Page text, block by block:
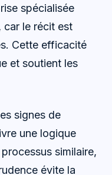
spécialisée
car le récit est
Cette efficacité
et soutient les
signes de
une logique
similaire,
évite la